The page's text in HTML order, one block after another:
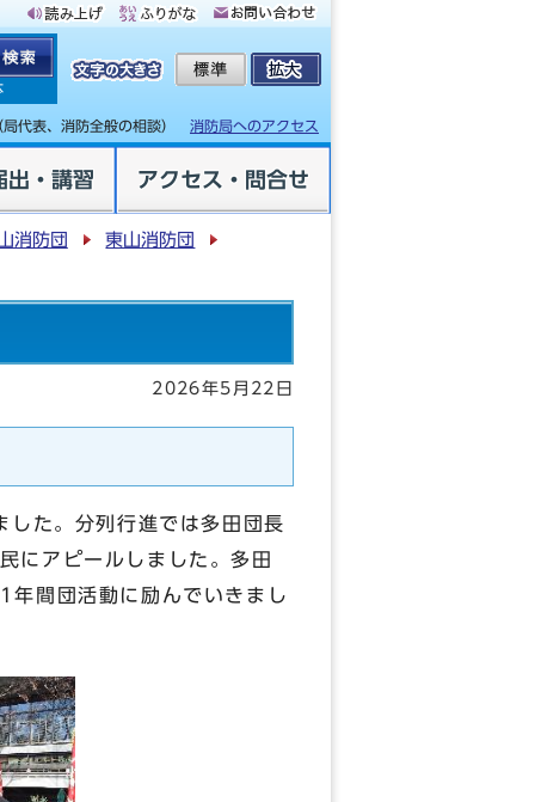
局代表、消防全般の相談） 消防局へのアクセス
出・講習 アクセス・問合せ
消防団 東山消防団
2026年5月22日
た。分列行進では多田団長
にアピールしました。多田
年間団活動に励んでいきまし